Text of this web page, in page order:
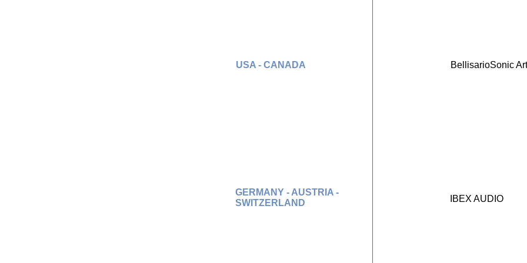
USA - CANADA BellisarioSonic
GERMANY - AUSTRIA -
SWITZERLAND
IBEX AUDIO